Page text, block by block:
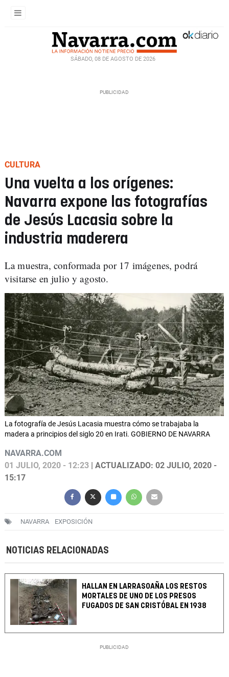
SÁBADO, 08 DE AGOSTO DE 2026
CULTURA
Una vuelta a los orígenes:
Navarra expone las fotografías
de Jesús Lacasia sobre la
industria maderera
La muestra, conformada por 17 imágenes, podrá
visitarse en julio y agosto.
La fotografía de Jesús Lacasia muestra cómo se trabajaba la
madera a principios del siglo 20 en Irati. GOBIERNO DE NAVARRA
NAVARRA.COM
01 JULIO, 2020 - 12:23 | ACTUALIZADO: 02 JULIO, 2020 -
15:17
NAVARRA EXPOSICIÓN
NOTICIAS RELACIONADAS
HALLAN EN LARRASOAÑA LOS RESTOS
MORTALES DE UNO DE LOS PRESOS
FUGADOS DE SAN CRISTÓBAL EN 1938